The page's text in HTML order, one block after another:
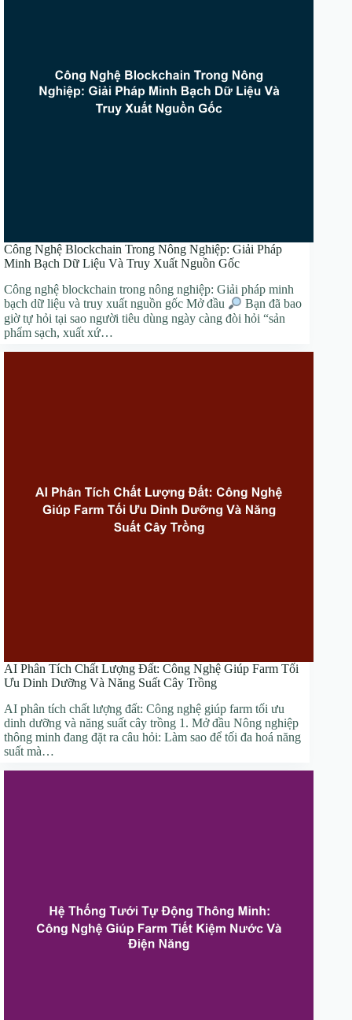
Công Nghệ Blockchain Trong Nông Nghiệp: Giải Pháp
Minh Bạch Dữ Liệu Và Truy Xuất Nguồn Gốc
Công nghệ blockchain trong nông nghiệp: Giải pháp minh
bạch dữ liệu và truy xuất nguồn gốc Mở đầu
Bạn đã bao
giờ tự hỏi tại sao người tiêu dùng ngày càng đòi hỏi “sản
phẩm sạch, xuất xứ…
AI Phân Tích Chất Lượng Đất: Công Nghệ Giúp Farm Tối
Ưu Dinh Dưỡng Và Năng Suất Cây Trồng
AI phân tích chất lượng đất: Công nghệ giúp farm tối ưu
dinh dưỡng và năng suất cây trồng 1. Mở đầu Nông nghiệp
thông minh đang đặt ra câu hỏi: Làm sao để tối đa hoá năng
suất mà…